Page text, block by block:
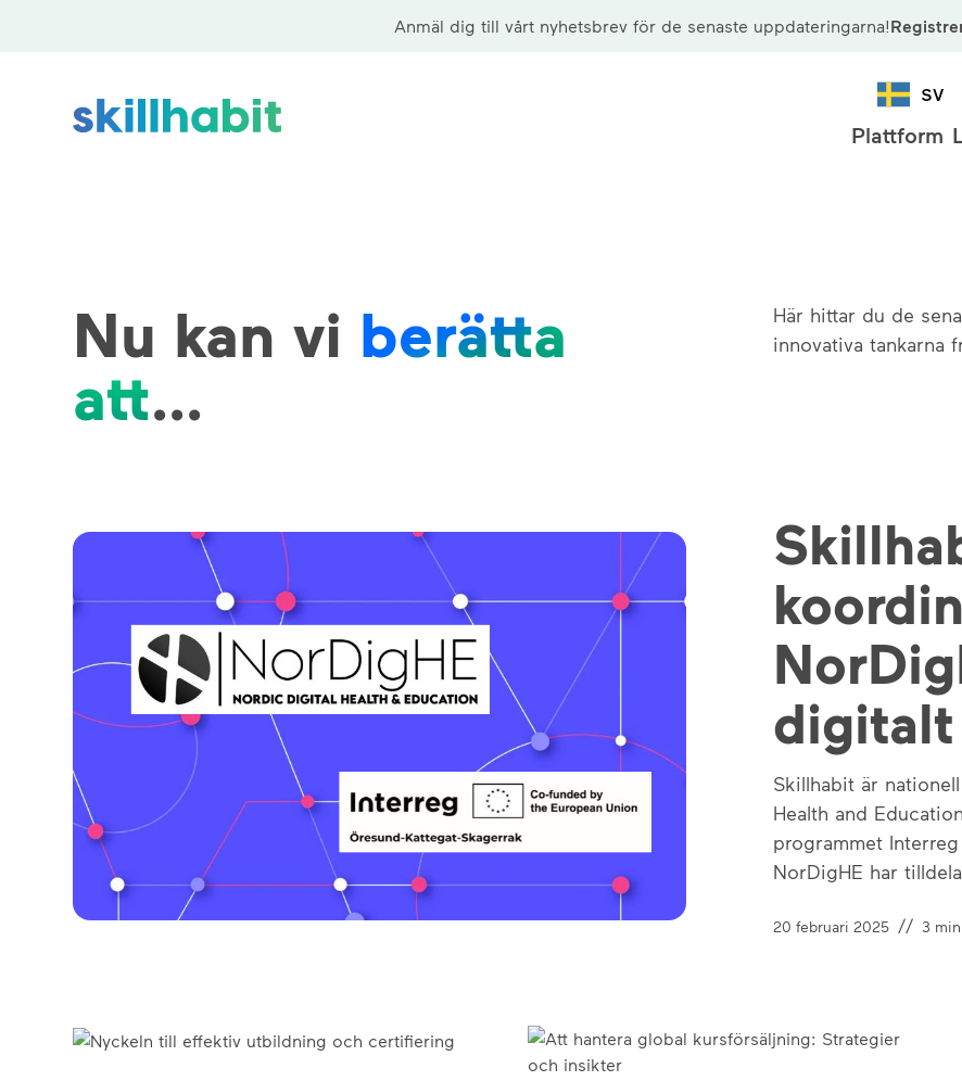
Anmäl dig till vårt nyhetsbrev för de senaste uppdateringarna!
Plattform
SV
Nu kan vi berätta
att...
Här hittar du de
innovativa tankarna
Skillhabit är
Health and
programmet Interreg
NorDigHE har
20 februari 2025 // 3